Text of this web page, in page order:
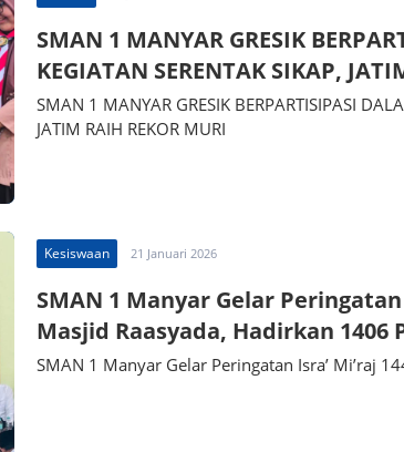
SMAN 1 MANYAR GRESIK
KEGIATAN SERENTAK SIKAP,
SMAN 1 MANYAR GRESIK BERPARTISIPASI
JATIM RAIH REKOR MURI
Kesiswaan 21 Januari 2026
SMAN 1 Manyar Gelar Peringatan
Masjid Raasyada, Hadirkan 1406
SMAN 1 Manyar Gelar Peringatan Isra’ Mi’raj